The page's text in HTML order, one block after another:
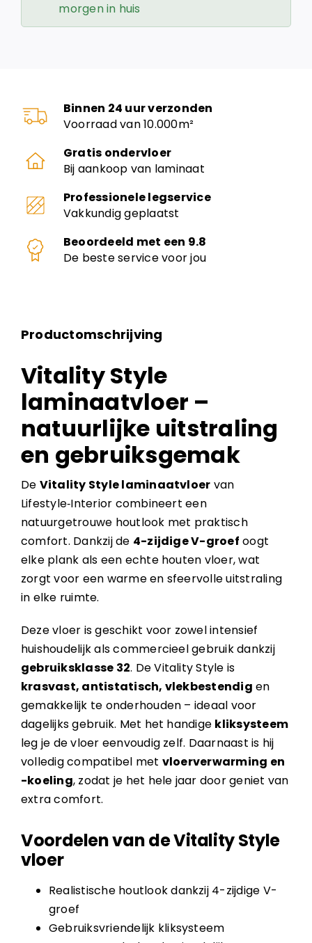
morgen in huis
Binnen 24 uur verzonden
Voorraad van 10.000m²
Gratis ondervloer
Bij aankoop van laminaat
Professionele legservice
Vakkundig geplaatst
Beoordeeld met een 9.8
De beste service voor jou
Productomschrijving
Vitality Style
laminaatvloer –
natuurlijke uitstraling
en gebruiksgemak
De Vitality Style laminaatvloer van
Lifestyle‑Interior combineert een
natuurgetrouwe houtlook met praktisch
comfort. Dankzij de 4-zijdige V-groef oogt
elke plank als een echte houten vloer, wat
zorgt voor een warme en sfeervolle uitstraling
in elke ruimte.
Deze vloer is geschikt voor zowel intensief
huishoudelijk als commercieel gebruik dankzij
gebruiksklasse 32. De Vitality Style is
krasvast, antistatisch, vlekbestendig en
gemakkelijk te onderhouden – ideaal voor
dagelijks gebruik. Met het handige kliksysteem
leg je de vloer eenvoudig zelf. Daarnaast is hij
volledig compatibel met vloerverwarming en
-koeling, zodat je het hele jaar door geniet van
extra comfort.
Voordelen van de Vitality Style
vloer
Realistische houtlook dankzij 4-zijdige V-
groef
Gebruiksvriendelijk kliksysteem